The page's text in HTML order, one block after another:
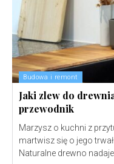
Budowa i remont
Jaki zlew do
przewodnik
Marzysz o kuchni z
martwisz się o jego
Naturalne drewno